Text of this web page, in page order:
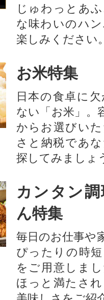
じゅわっとあ
な味わいのハ
楽しみください
お米特集
日本の食卓に
ない「お米」。
からお選びい
さと納税であ
探してみましょ
カンタン
ん特集
毎日のお仕事や
ぴったりの時
をご用意しま
ほっと満たさ